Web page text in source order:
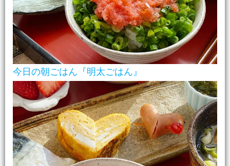
今日の朝ごはん『明太ごはん』